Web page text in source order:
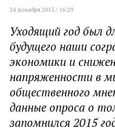
24 декабря 2015 / 16:29
Уходящий год был
будущего наши
экономики и
напряженности в
общественного
данные опроса о
запомнился 2015